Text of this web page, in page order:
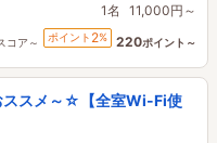
1名 11,000円～
コア～ ポイント 2% 220ポイント～
ススメ～☆【全室Wi-Fi使